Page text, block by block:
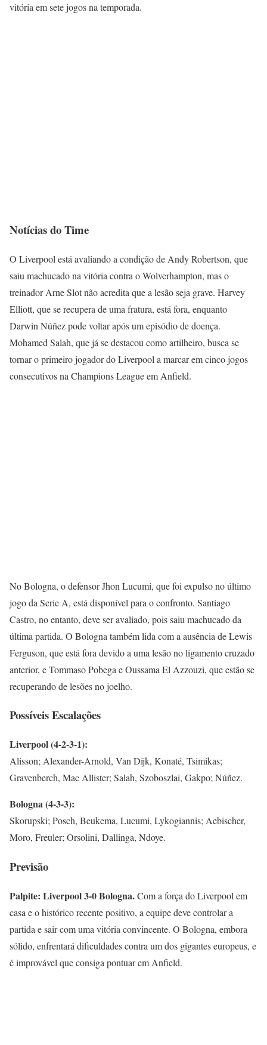
vitória em sete jogos na temporada.
Notícias do Time
O Liverpool está avaliando a condição de Andy Robertson, que
saiu machucado na vitória contra o Wolverhampton, mas o
treinador Arne Slot não acredita que a lesão seja grave. Harvey
Elliott, que se recupera de uma fratura, está fora, enquanto
Darwin Núñez pode voltar após um episódio de doença.
Mohamed Salah, que já se destacou como artilheiro, busca se
tornar o primeiro jogador do Liverpool a marcar em cinco jogos
consecutivos na Champions League em Anfield.
No Bologna, o defensor Jhon Lucumi, que foi expulso no último
jogo da Serie A, está disponível para o confronto. Santiago
Castro, no entanto, deve ser avaliado, pois saiu machucado da
última partida. O Bologna também lida com a ausência de Lewis
Ferguson, que está fora devido a uma lesão no ligamento cruzado
anterior, e Tommaso Pobega e Oussama El Azzouzi, que estão se
recuperando de lesões no joelho.
Possíveis Escalações
Liverpool (4-2-3-1):
Alisson; Alexander-Arnold, Van Dijk, Konaté, Tsimikas;
Gravenberch, Mac Allister; Salah, Szoboszlai, Gakpo; Núñez.
Bologna (4-3-3):
Skorupski; Posch, Beukema, Lucumi, Lykogiannis; Aebischer,
Moro, Freuler; Orsolini, Dallinga, Ndoye.
Previsão
Palpite: Liverpool 3-0 Bologna.Com a força do Liverpool em
casa e o histórico recente positivo, a equipe deve controlar a
partida e sair com uma vitória convincente. O Bologna, embora
sólido, enfrentará dificuldades contra um dos gigantes europeus, e
é improvável que consiga pontuar em Anfield.